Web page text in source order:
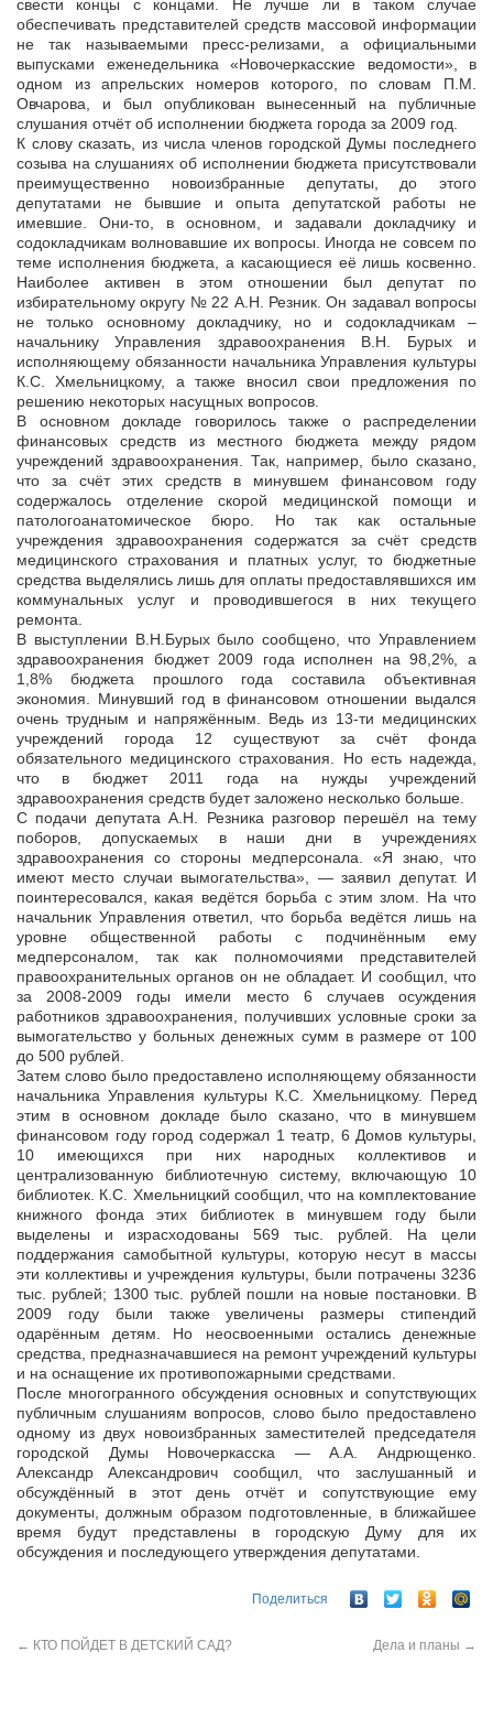
свести концы с концами. Не лучше ли в таком случае
обеспечивать представителей средств массовой информации
не так называемыми пресс-релизами, а официальными
выпусками еженедельника «Новочеркасские ведомости», в
одном из апрельских номеров которого, по словам П.М.
Овчарова, и был опубликован вынесенный на публичные
слушания отчёт об исполнении бюджета города за 2009 год.
К слову сказать, из числа членов городской Думы последнего
созыва на слушаниях об исполнении бюджета присутствовали
преимущественно новоизбранные депутаты, до этого
депутатами не бывшие и опыта депутатской работы не
имевшие. Они-то, в основном, и задавали докладчику и
содокладчикам волновавшие их вопросы. Иногда не совсем по
теме исполнения бюджета, а касающиеся её лишь косвенно.
Наиболее активен в этом отношении был депутат по
избирательному округу № 22 А.Н. Резник. Он задавал вопросы
не только основному докладчику, но и содокладчикам –
начальнику Управления здравоохранения В.Н. Бурых и
исполняющему обязанности начальника Управления культуры
К.С. Хмельницкому, а также вносил свои предложения по
решению некоторых насущных вопросов.
В основном докладе говорилось также о распределении
финансовых средств из местного бюджета между рядом
учреждений здравоохранения. Так, например, было сказано,
что за счёт этих средств в минувшем финансовом году
содержалось отделение скорой медицинской помощи и
патологоанатомическое бюро. Но так как остальные
учреждения здравоохранения содержатся за счёт средств
медицинского страхования и платных услуг, то бюджетные
средства выделялись лишь для оплаты предоставлявшихся им
коммунальных услуг и проводившегося в них текущего
ремонта.
В выступлении В.Н.Бурых было сообщено, что Управлением
здравоохранения бюджет 2009 года исполнен на 98,2%, а
1,8% бюджета прошлого года составила объективная
экономия. Минувший год в финансовом отношении выдался
очень трудным и напряжённым. Ведь из 13-ти медицинских
учреждений города 12 существуют за счёт фонда
обязательного медицинского страхования. Но есть надежда,
что в бюджет 2011 года на нужды учреждений
здравоохранения средств будет заложено несколько больше.
С подачи депутата А.Н. Резника разговор перешёл на тему
поборов, допускаемых в наши дни в учреждениях
здравоохранения со стороны медперсонала. «Я знаю, что
имеют место случаи вымогательства», — заявил депутат. И
поинтересовался, какая ведётся борьба с этим злом. На что
начальник Управления ответил, что борьба ведётся лишь на
уровне общественной работы с подчинённым ему
медперсоналом, так как полномочиями представителей
правоохранительных органов он не обладает. И сообщил, что
за 2008-2009 годы имели место 6 случаев осуждения
работников здравоохранения, получивших условные сроки за
вымогательство у больных денежных сумм в размере от 100
до 500 рублей.
Затем слово было предоставлено исполняющему обязанности
начальника Управления культуры К.С. Хмельницкому. Перед
этим в основном докладе было сказано, что в минувшем
финансовом году город содержал 1 театр, 6 Домов культуры,
10 имеющихся при них народных коллективов и
централизованную библиотечную систему, включающую 10
библиотек. К.С. Хмельницкий сообщил, что на комплектование
книжного фонда этих библиотек в минувшем году были
выделены и израсходованы 569 тыс. рублей. На цели
поддержания самобытной культуры, которую несут в массы
эти коллективы и учреждения культуры, были потрачены 3236
тыс. рублей; 1300 тыс. рублей пошли на новые постановки. В
2009 году были также увеличены размеры стипендий
одарённым детям. Но неосвоенными остались денежные
средства, предназначавшиеся на ремонт учреждений культуры
и на оснащение их противопожарными средствами.
После многогранного обсуждения основных и сопутствующих
публичным слушаниям вопросов, слово было предоставлено
одному из двух новоизбранных заместителей председателя
городской Думы Новочеркасска — А.А. Андрющенко.
Александр Александрович сообщил, что заслушанный и
обсуждённый в этот день отчёт и сопутствующие ему
документы, должным образом подготовленные, в ближайшее
время будут представлены в городскую Думу для их
обсуждения и последующего утверждения депутатами.
Поделиться
← КТО ПОЙДЕТ В ДЕТСКИЙ САД? Дела и планы →